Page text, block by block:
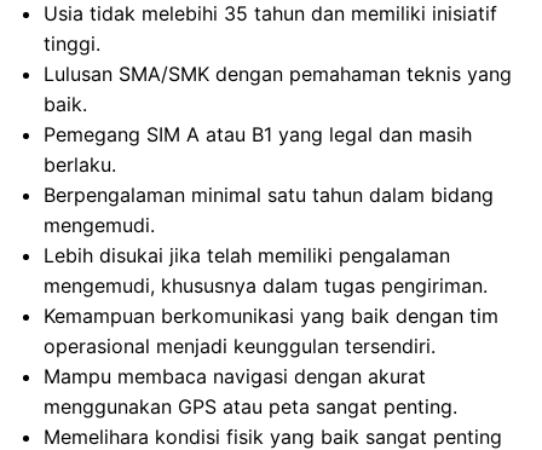
Usia tidak melebihi 35 tahun dan memiliki inisiatif
tinggi.
Lulusan SMA/SMK dengan pemahaman teknis yang
baik.
Pemegang SIM A atau B1 yang legal dan masih
berlaku.
Berpengalaman minimal satu tahun dalam bidang
mengemudi.
Lebih disukai jika telah memiliki pengalaman
mengemudi, khususnya dalam tugas pengiriman.
Kemampuan berkomunikasi yang baik dengan tim
operasional menjadi keunggulan tersendiri.
Mampu membaca navigasi dengan akurat
menggunakan GPS atau peta sangat penting.
Memelihara kondisi fisik yang baik sangat penting